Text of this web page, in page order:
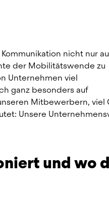
nicht nur
der Mobilitätswende zu
Unternehmen viel
ganz besonders auf
Mitbewerbern, viel
Unsere
und wo